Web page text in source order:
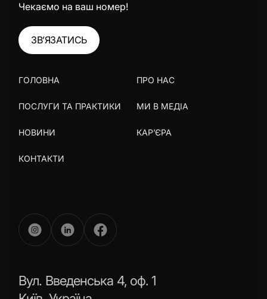
Чекаємо на ваш номер!
ЗВ’ЯЗАТИСЬ
ГОЛОВНА ПРО НАС
ПОСЛУГИ ТА ПРАКТИКИ МИ В МЕДІА
НОВИНИ КАР’ЄРА
КОНТАКТИ
Вул. Введенська 4, оф. 1